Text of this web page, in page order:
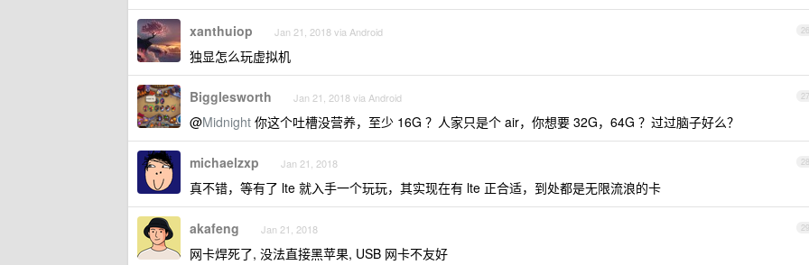
26
xanthuiop Jan 21, 2018 via Android
独显怎么玩虚拟机
27
Bigglesworth Jan 21, 2018 via Android
@Midnight 你这个吐槽没营养，至少 16G ？人家只是个 air，你想要 32G，64G ？过过脑子好么？
28
michaelzxp Jan 21, 2018
真不错，等有了 lte 就入手一个玩玩，其实现在有 lte 正合适，到处都是无限流浪的卡
29
akafeng Jan 21, 2018
网卡焊死了, 没法直接黑苹果, USB 网卡不友好